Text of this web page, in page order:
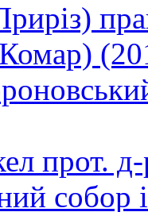
прот.
собор